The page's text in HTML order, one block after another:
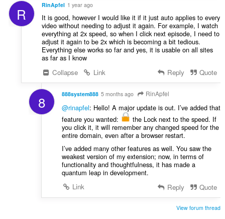
R RinApfel 1 year ago
It is good, however I would like it if it just auto applies to every
video without needing to adjust it again. For example, I watch
everything at 2x speed, so when I click next episode, I need to
adjust it again to be 2x which is becoming a bit tedious.
Everything else works so far and yes, it is usable on all sites
as far as I know
Collapse
Link Reply Quote
8 888system888 5 months ago RinApfel
@rinapfel: Hello! A major update is out. I’ve added that
feature you wanted:
the Lock next to the speed. If
you click it, it will remember any changed speed for the
entire domain, even after a browser restart.
I’ve added many other features as well. You saw the
weakest version of my extension; now, in terms of
functionality and thoughtfulness, it has made a
quantum leap in development.
Link
Reply Quote
View forum thread